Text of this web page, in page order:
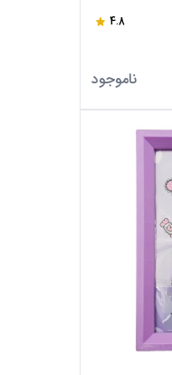
4.8
ناموجود